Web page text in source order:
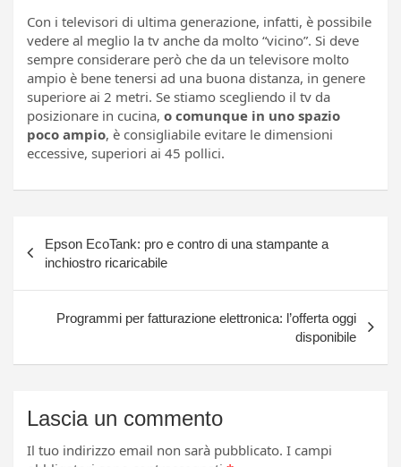
Con i televisori di ultima generazione, infatti, è possibile
vedere al meglio la tv anche da molto “vicino”. Si deve
sempre considerare però che da un televisore molto
ampio è bene tenersi ad una buona distanza, in genere
superiore ai 2 metri. Se stiamo scegliendo il tv da
posizionare in cucina, o comunque in uno spazio
poco ampio, è consigliabile evitare le dimensioni
eccessive, superiori ai 45 pollici.
articoli
Epson EcoTank: pro e contro di una stampante a
inchiostro ricaricabile
Programmi per fatturazione elettronica: l’offerta oggi
disponibile
Lascia un commento
Il tuo indirizzo email non sarà pubblicato. I campi